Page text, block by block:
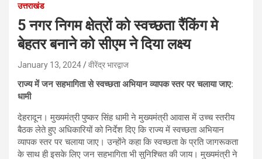
उत्तराखंड
5 नगर निगम क्षेत्रों को स्वच्छता रैंकिंग मे
बेहतर बनाने को सीएम ने दिया लक्ष्य
January 13, 2024 वीरेंद्र भारद्वाज
राज्य में जन सहभागिता से स्वच्छता अभियान व्यापक स्तर पर चलाया जाए:
धामी
देहरादून। मुख्यमंत्री पुष्कर सिंह धामी ने मुख्यमंत्री आवास में उच्च स्तरीय
बैठक लेते हुए अधिकारियों को निर्देश दिए कि राज्य में स्वच्छता अभियान
व्यापक स्तर पर चलाया जाए। उन्होंने कहा कि स्वच्छता के प्रति जागरूकता
के साथ ही इसके लिए जन सहभागिता भी सुनिश्चित की जाय। मुख्यमंत्री ने